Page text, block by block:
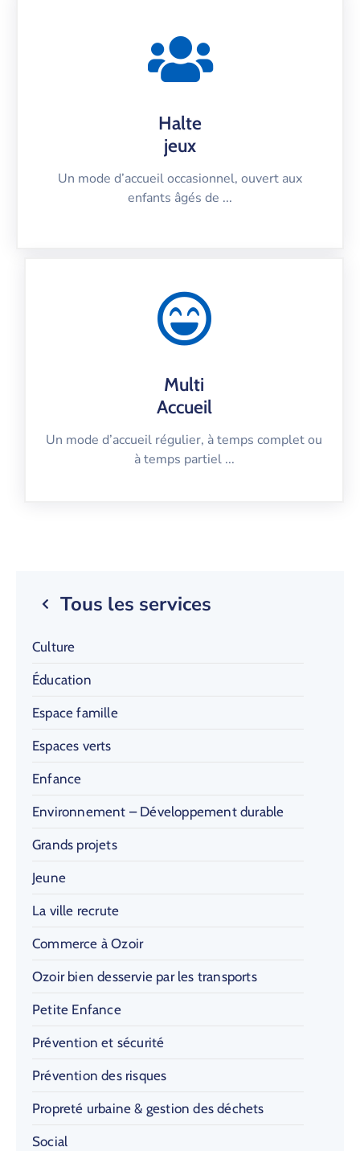
Halte
jeux
Un mode d’accueil occasionnel, ouvert aux
enfants âgés de ...
Multi
Accueil
Un mode d’accueil régulier, à temps complet ou
à temps partiel ...
Tous les services
Culture
Éducation
Espace famille
Espaces verts
Enfance
Environnement – Développement durable
Grands projets
Jeune
La ville recrute
Commerce à Ozoir
Ozoir bien desservie par les transports
Petite Enfance
Prévention et sécurité
Prévention des risques
Propreté urbaine & gestion des déchets
Social